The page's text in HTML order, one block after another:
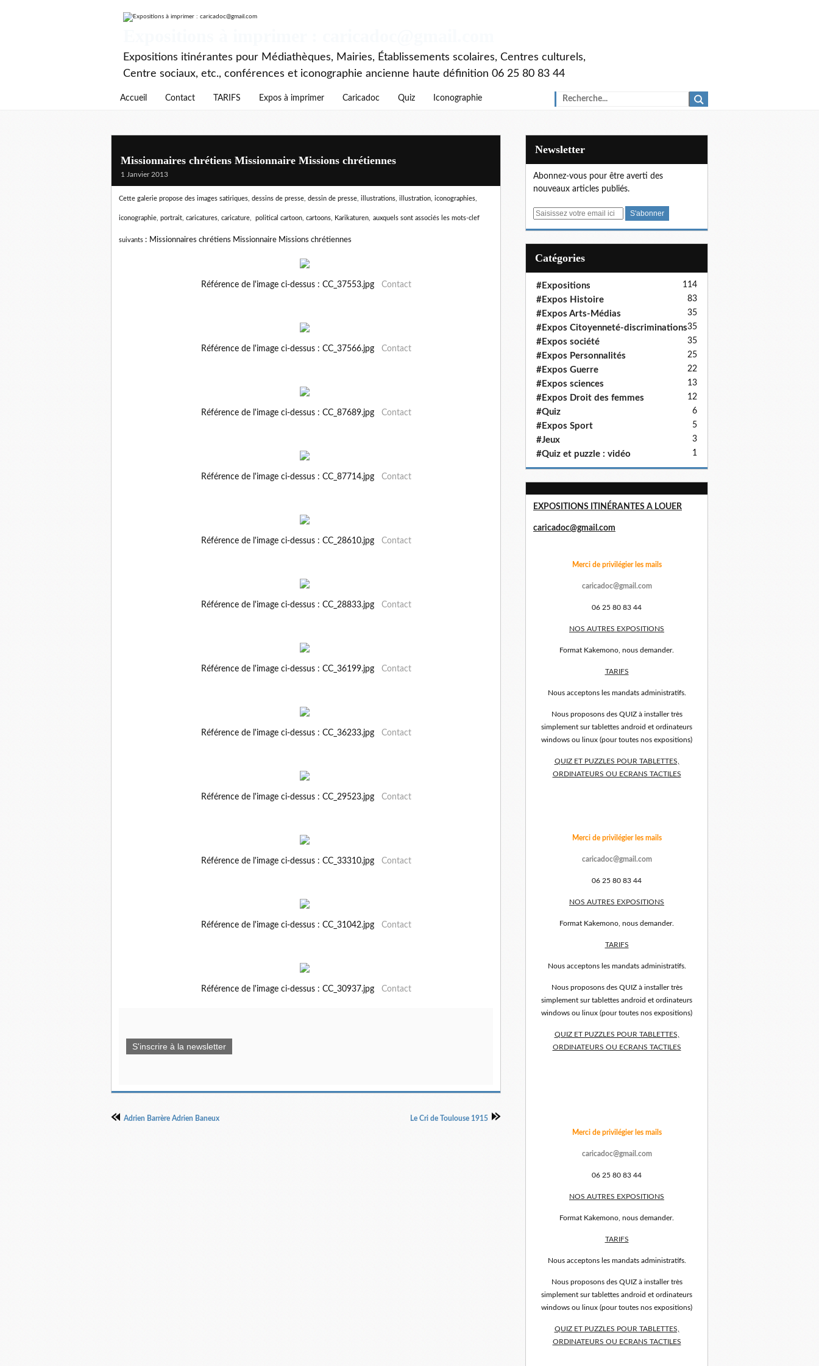
Expositions itinérantes pour Médiathèques, Mairies, Établissements scolaires, Centres culturels,
Centre sociaux, etc., conférences et iconographie ancienne haute définition 06 25 80 83 44
Accueil Contact TARIFS Expos à imprimer Caricadoc Quiz Iconographie
Missionnaires chrétiens Missionnaire Missions chrétiennes
1 Janvier 2013
Cette galerie propose des images satiriques, dessins de presse, dessin de presse, illustrations, illustration, iconographies,
iconographie, portrait, caricatures, caricature, political cartoon, cartoons, Karikaturen, auxquels sont associés les mots-clef
suivants : Missionnaires chrétiens Missionnaire Missions chrétiennes
Référence de l'image ci-dessus : CC_37553.jpg Contact
Référence de l'image ci-dessus : CC_37566.jpg Contact
Référence de l'image ci-dessus : CC_87689.jpg Contact
Référence de l'image ci-dessus : CC_87714.jpg Contact
Référence de l'image ci-dessus : CC_28610.jpg Contact
Référence de l'image ci-dessus : CC_28833.jpg Contact
Référence de l'image ci-dessus : CC_36199.jpg Contact
Référence de l'image ci-dessus : CC_36233.jpg Contact
Référence de l'image ci-dessus : CC_29523.jpg Contact
Référence de l'image ci-dessus : CC_33310.jpg Contact
Référence de l'image ci-dessus : CC_31042.jpg Contact
Référence de l'image ci-dessus : CC_30937.jpg Contact
S'inscrire à la newsletter
Adrien Barrère Adrien Baneux Le Cri de Toulouse 1915
Newsletter
Abonnez-vous pour être averti des
nouveaux articles publiés.
E
Catégories
#Expositions 114
#Expos Histoire 83
#Expos Arts-Médias 35
#Expos Citoyenneté-discriminations35
#Expos société 35
#Expos Personnalités 25
#Expos Guerre 22
#Expos sciences 13
#Expos Droit des femmes 12
#Quiz 6
#Expos Sport 5
#Jeux 3
#Quiz et puzzle : vidéo 1
EXPOSITIONS ITINÉRANTES A LOUER
caricadoc@gmail.com
Merci de privilégier les mails
caricadoc@gmail.com
06 25 80 83 44
NOS AUTRES EXPOSITIONS
Format Kakemono, nous demander.
TARIFS
Nous acceptons les mandats administratifs.
Nous proposons des QUIZ à installer très
simplement sur tablettes android et ordinateurs
windows ou linux (pour toutes nos expositions)
QUIZ ET PUZZLES POUR TABLETTES,
ORDINATEURS OU ECRANS TACTILES
Merci de privilégier les mails
caricadoc@gmail.com
06 25 80 83 44
NOS AUTRES EXPOSITIONS
Format Kakemono, nous demander.
TARIFS
Nous acceptons les mandats administratifs.
Nous proposons des QUIZ à installer très
simplement sur tablettes android et ordinateurs
windows ou linux (pour toutes nos expositions)
QUIZ ET PUZZLES POUR TABLETTES,
ORDINATEURS OU ECRANS TACTILES
Merci de privilégier les mails
caricadoc@gmail.com
06 25 80 83 44
NOS AUTRES EXPOSITIONS
Format Kakemono, nous demander.
TARIFS
Nous acceptons les mandats administratifs.
Nous proposons des QUIZ à installer très
simplement sur tablettes android et ordinateurs
windows ou linux (pour toutes nos expositions)
QUIZ ET PUZZLES POUR TABLETTES,
ORDINATEURS OU ECRANS TACTILES